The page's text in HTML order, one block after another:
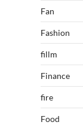
Fan
Fashion
fillm
Finance
fire
Food